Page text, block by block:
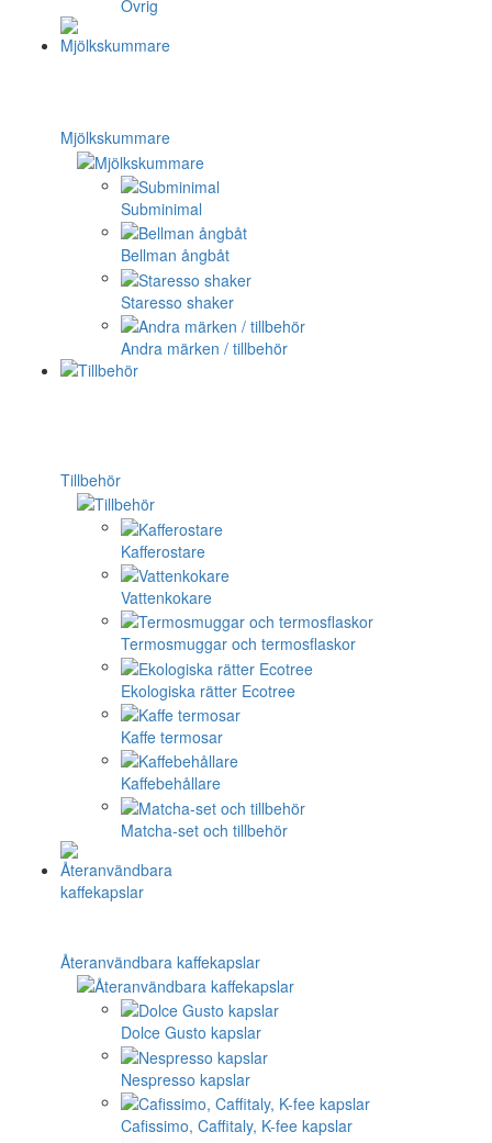
Övrig
Mjölkskummare
Subminimal
Bellman ångbåt
Staresso shaker
Andra märken / tillbehör
Tillbehör
Kafferostare
Vattenkokare
Termosmuggar och termosflaskor
Ekologiska rätter Ecotree
Kaffe termosar
Kaffebehållare
Matcha-set och tillbehör
Återanvändbara kaffekapslar
Dolce Gusto kapslar
Nespresso kapslar
Cafissimo, Caffitaly, K-fee kapslar